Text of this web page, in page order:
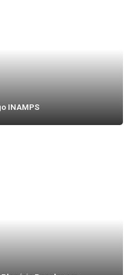
INAMPS